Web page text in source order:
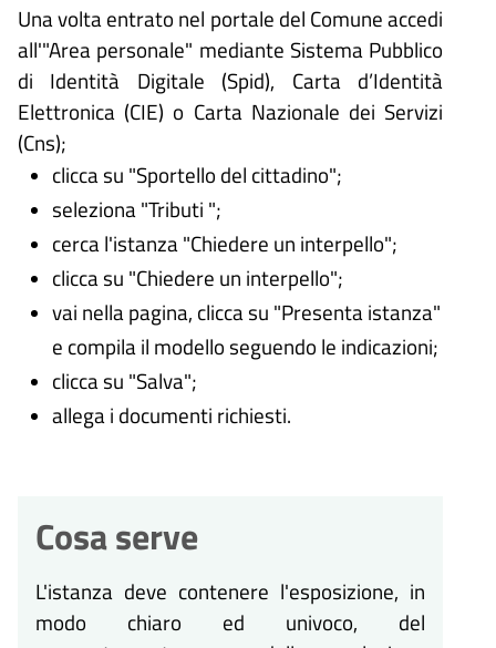
Una volta entrato nel portale del Comune accedi
all'"Area personale" mediante Sistema Pubblico
di Identità Digitale (Spid), Carta d’Identità
Elettronica (CIE) o Carta Nazionale dei Servizi
(Cns);
clicca su "Sportello del cittadino";
seleziona "Tributi ";
cerca l'istanza "Chiedere un interpello";
clicca su "Chiedere un interpello";
vai nella pagina, clicca su "Presenta istanza"
e compila il modello seguendo le indicazioni;
clicca su "Salva";
allega i documenti richiesti.
Cosa serve
L'istanza deve contenere l'esposizione, in
modo chiaro ed univoco, del